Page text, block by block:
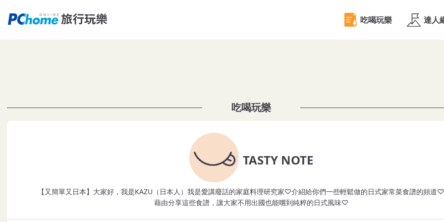
吃喝玩樂
TASTY NOTE
【又簡單又日本】大家好，我是KAZU（日本人）我是愛講廢話的家庭料理研究家♡介紹給你們一些輕鬆做的日式家常菜食譜的頻道
藉由分享這些食譜，讓大家不用出國也能嚐到純粹的日式風味♡